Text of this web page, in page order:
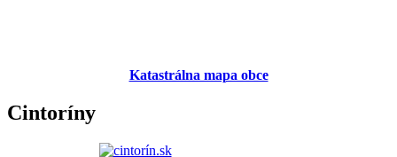
Katastrálna mapa obce
Cintoríny